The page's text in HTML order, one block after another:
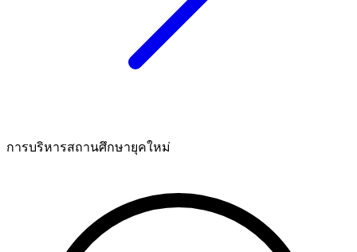
การบริหารสถานศึกษายุคใหม่